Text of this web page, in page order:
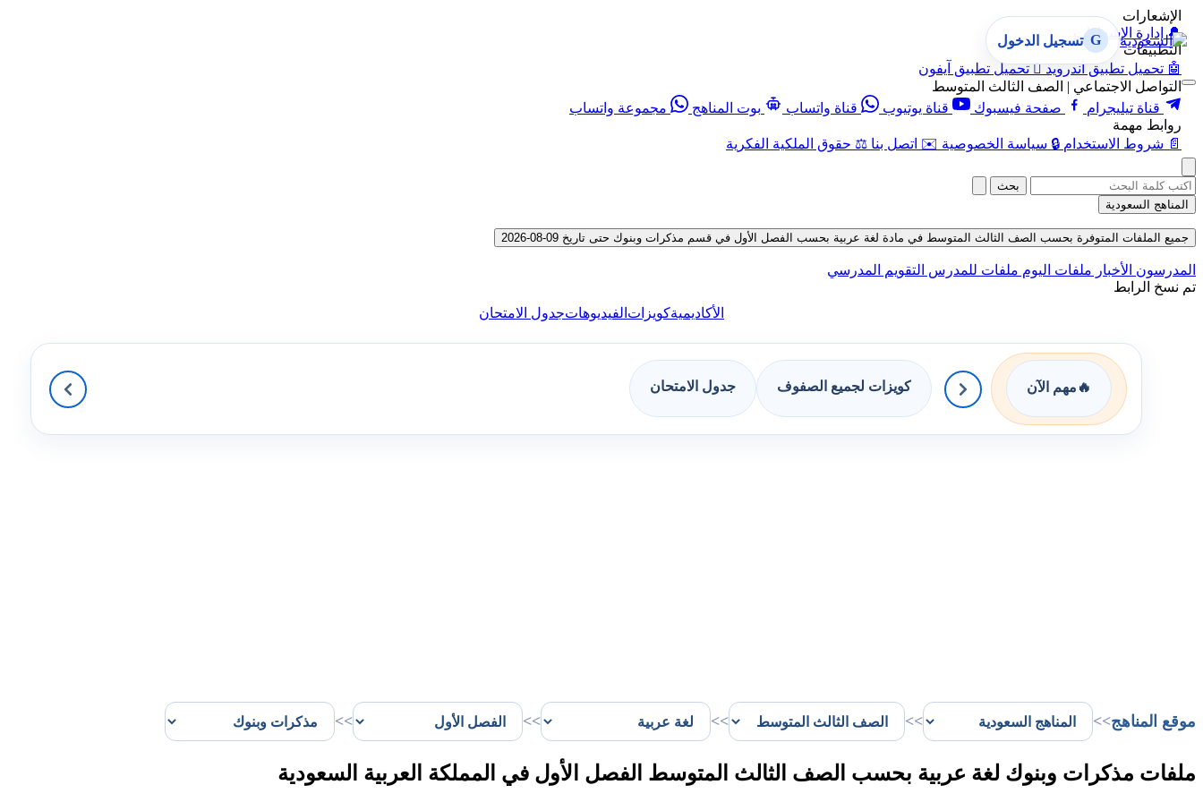
الإشعارات
🔔 إدارة الإشعارات
التطبيقات
🤖 تحميل تطبيق أندرويد  تحميل تطبيق آيفون
التواصل الاجتماعي | الصف الثالث المتوسط
قناة تيليجرام
صفحة فيسبوك قناة يوتيوب قناة واتساب بوت المناهج
مجموعة واتساب
روابط مهمة
📄 شروط الاستخدام 🔒 سياسة الخصوصية ✉️ اتصل بنا ⚖️ حقوق الملكية الفكرية
G تسجيل الدخول
بحث
المناهج السعودية
جميع الملفات المتوفرة بحسب الصف الثالث المتوسط في مادة لغة عربية بحسب الفصل الأول في قسم مذكرات وبنوك حتى تاريخ 09-08-2026
المدرسون الأخبار ملفات اليوم ملفات للمدرس التقويم المدرسي
تم نسخ الرابط
الأكاديميةكويزات الفيديوهاتجدول الامتحان
🔥 مهم الآن كويزات لجميع الصفوف جدول الامتحان
موقع المناهج>>
>>
>>
>>
>>
ملفات مذكرات وبنوك لغة عربية بحسب الصف الثالث المتوسط الفصل الأول في المملكة العربية السعودية